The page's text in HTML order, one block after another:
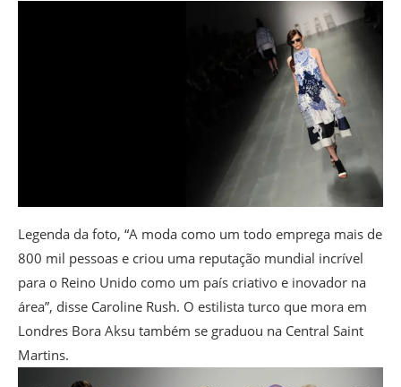
Legenda da foto, “A moda como um todo emprega mais de
800 mil pessoas e criou uma reputação mundial incrível
para o Reino Unido como um país criativo e inovador na
área”, disse Caroline Rush. O estilista turco que mora em
Londres Bora Aksu também se graduou na Central Saint
Martins.